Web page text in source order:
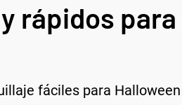
rápidos para
fáciles para Halloween